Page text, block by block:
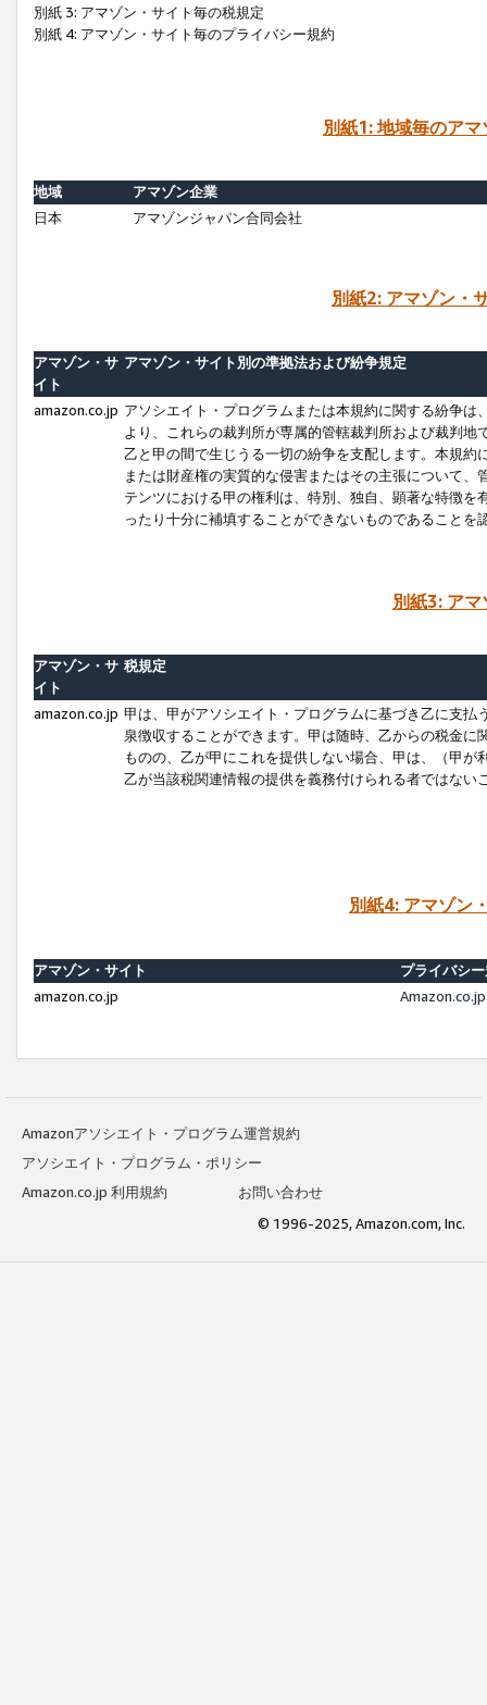
別紙 3: アマゾン・サイト毎の税規定
別紙 4: アマゾン・サイト毎のプライバシー規約
別紙1: 地域毎のア
地域
アマゾン企業
日本
アマゾンジャパン合同会社
別紙2: アマゾン・
アマゾン・サ
イト
アマゾン・サイト別の準拠法および紛争規定
amazon.co.jp アソシエイト・プログラムまたは本規約に関する紛争
より、これらの裁判所が専属的管轄裁判所および裁判
乙と甲の間で生じうる一切の紛争を支配します。本規
または財産権の実質的な侵害またはその主張について
テンツにおける甲の権利は、特別、独自、顕著な特徴
ったり十分に補填することができないものであることを
別紙3: ア
アマゾン・サ
イト
税規定
amazon.co.jp 甲は、甲がアソシエイト・プログラムに基づき乙に支
泉徴収することができます。甲は随時、乙からの税金
ものの、乙が甲にこれを提供しない場合、甲は、（甲
乙が当該税関連情報の提供を義務付けられる者ではな
別紙4: アマゾン
アマゾン・サイト
プライバシ
amazon.co.jp
Amazonアソシエイト・プログラム運営規約
アソシエイト・プログラム・ポリシー
Amazon.co.jp 利用規約
お問い合わせ
© 1996-2025, Amazon.com, Inc.